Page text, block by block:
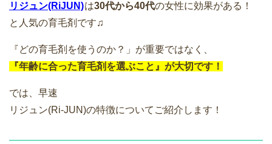
リジュン(RiJUN)は30代から40代の女性に効果がある！
と人気の育毛剤です♫
『どの育毛剤を使うのか？」が重要ではなく、
『年齢に合った育毛剤を選ぶこと』が大切です！
では、早速
リジュン(Ri-JUN)の特徴についてご紹介します！